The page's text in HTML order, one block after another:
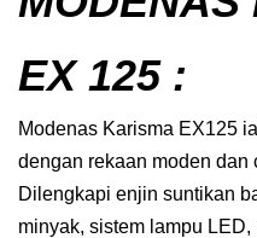
EX 125 :
Modenas Karisma EX125
dengan rekaan moden dan
Dilengkapi enjin suntikan
minyak, sistem lampu